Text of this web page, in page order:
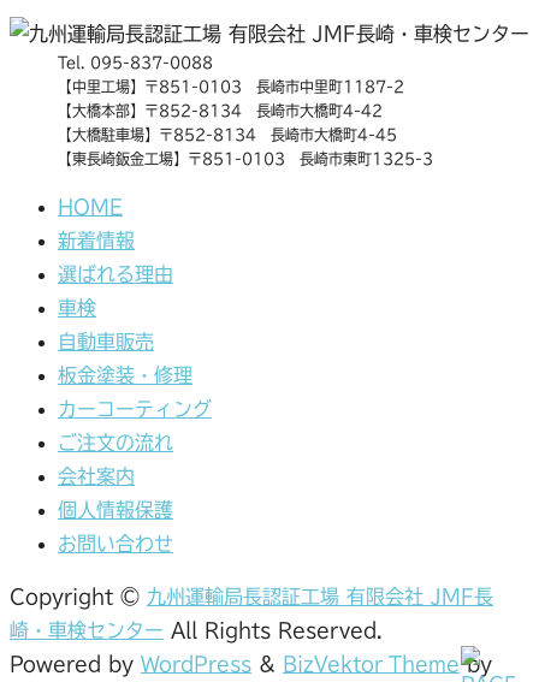
Tel. 095-837-0088
【中里工場】〒851-0103 長崎市中里町1187-2
【大橋本部】〒852-8134 長崎市大橋町4-42
【大橋駐車場】〒852-8134 長崎市大橋町4-45
【東長崎鈑金工場】〒851-0103 長崎市東町1325-3
HOME
新着情報
選ばれる理由
車検
自動車販売
板金塗装・修理
カーコーティング
ご注文の流れ
会社案内
個人情報保護
お問い合わせ
Copyright © 九州運輸局長認証工場 有限会社 JMF長
崎・車検センター All Rights Reserved.
Powered by WordPress & BizVektor Themeby